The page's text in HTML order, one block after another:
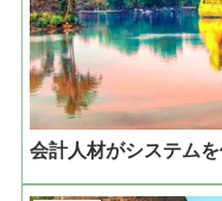
会計人材がシステム